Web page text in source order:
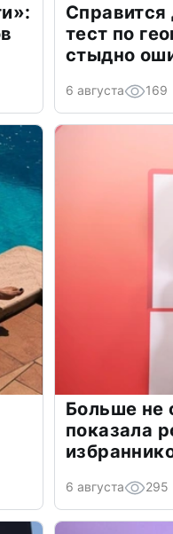
тест по
стыдно
6 августа 169
Больше не
показала
6 августа 295